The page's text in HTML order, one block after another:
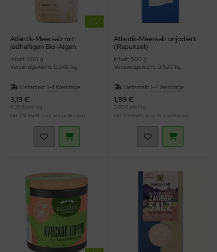
Atlantik-Meersalz mit
jodhaltigen Bio-Algen
Inhalt: 500 g
Versandgewicht: 0,540 kg
Lieferzeit: 1-4 Werktage
3,19 €
6,38 € pro 1 kg
inkl. 7 % MwSt. zzgl. Versandkosten
Atlantik-Meersalz unjodiert
(Rapunzel)
Inhalt: 500 g
Versandgewicht: 0,520 kg
Lieferzeit: 1-4 Werktage
1,99 €
3,98 € pro 1 kg
inkl. 7 % MwSt. zzgl. Versandkosten